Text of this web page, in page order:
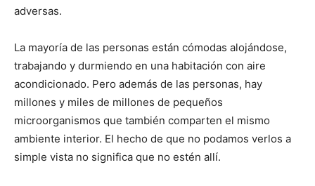
adversas.
La mayoría de las personas están cómodas alojándose,
trabajando y durmiendo en una habitación con aire
acondicionado. Pero además de las personas, hay
millones y miles de millones de pequeños
microorganismos que también comparten el mismo
ambiente interior. El hecho de que no podamos verlos a
simple vista no significa que no estén allí.